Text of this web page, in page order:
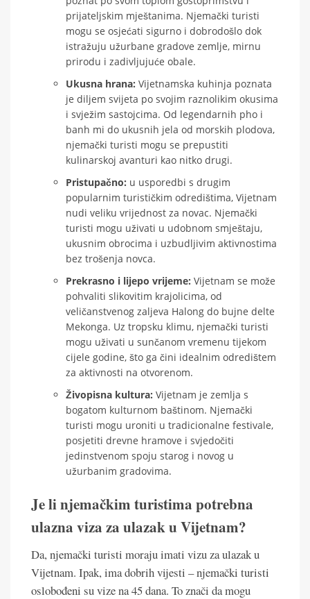
prijateljskim mještanima. Njemački turisti
mogu se osjećati sigurno i dobrodošlo dok
istražuju užurbane gradove zemlje, mirnu
prirodu i zadivljujuće obale.
Ukusna hrana: Vijetnamska kuhinja poznata
je diljem svijeta po svojim raznolikim okusima
i svježim sastojcima. Od legendarnih pho i
banh mi do ukusnih jela od morskih plodova,
njemački turisti mogu se prepustiti
kulinarskoj avanturi kao nitko drugi.
Pristupačno: u usporedbi s drugim
popularnim turističkim odredištima, Vijetnam
nudi veliku vrijednost za novac. Njemački
turisti mogu uživati u udobnom smještaju,
ukusnim obrocima i uzbudljivim aktivnostima
bez trošenja novca.
Prekrasno i lijepo vrijeme: Vijetnam se može
pohvaliti slikovitim krajolicima, od
veličanstvenog zaljeva Halong do bujne delte
Mekonga. Uz tropsku klimu, njemački turisti
mogu uživati u sunčanom vremenu tijekom
cijele godine, što ga čini idealnim odredištem
za aktivnosti na otvorenom.
Živopisna kultura: Vijetnam je zemlja s
bogatom kulturnom baštinom. Njemački
turisti mogu uroniti u tradicionalne festivale,
posjetiti drevne hramove i svjedočiti
jedinstvenom spoju starog i novog u
užurbanim gradovima.
Je li njemačkim turistima potrebna
ulazna viza za ulazak u Vijetnam?
Da, njemački turisti moraju imati vizu za ulazak u
Vijetnam. Ipak, ima dobrih vijesti – njemački turisti
oslobođeni su vize na 45 dana. To znači da mogu